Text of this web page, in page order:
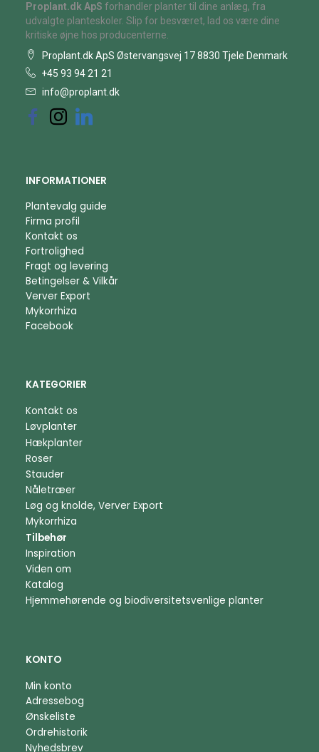
Proplant.dk ApS forhandler planter til dine anlæg, fra
udvalgte planteskoler. Slip for besværet, lad os være dine
kritiske øjne hos producenterne.
Proplant.dk ApS Østervangsvej 17 8830 Tjele Denmark
+45 93 94 21 21
info@proplant.dk
INFORMATIONER
Plantevalg guide
Firma profil
Kontakt os
Fortrolighed
Fragt og levering
Betingelser & Vilkår
Verver Export
Mykorrhiza
Facebook
KATEGORIER
Kontakt os
Løvplanter
Hækplanter
Roser
Stauder
Nåletræer
Løg og knolde, Verver Export
Mykorrhiza
Tilbehør
Inspiration
Viden om
Katalog
Hjemmehørende og biodiversitetsvenlige planter
KONTO
Min konto
Adressebog
Ønskeliste
Ordrehistorik
Nyhedsbrev